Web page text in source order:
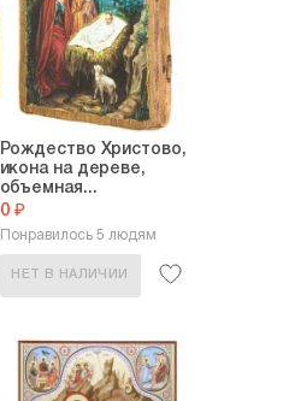
Рождество Христово,
икона на дереве,
объемная...
0 ₽
Понравилось 5 людям
НЕТ В НАЛИЧИИ